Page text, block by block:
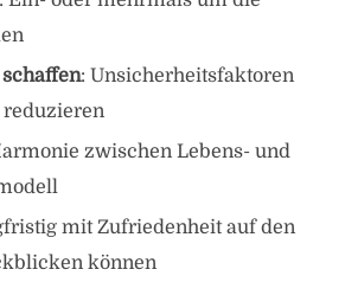
: Unsicherheitsfaktoren
zwischen Lebens- und
mit Zufriedenheit auf den
können